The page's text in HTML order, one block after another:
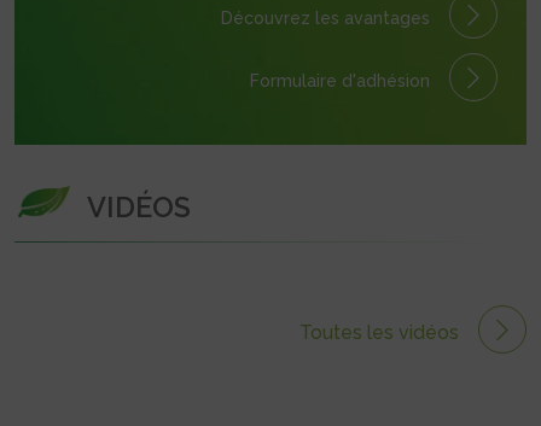
Découvrez les avantages
Formulaire d'adhésion
VIDÉOS
Toutes les vidéos